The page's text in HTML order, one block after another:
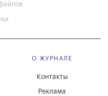
О ЖУРНАЛЕ
Реклама
Контакты